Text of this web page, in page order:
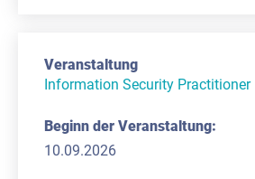
Information Security Practitioner
10.09.2026